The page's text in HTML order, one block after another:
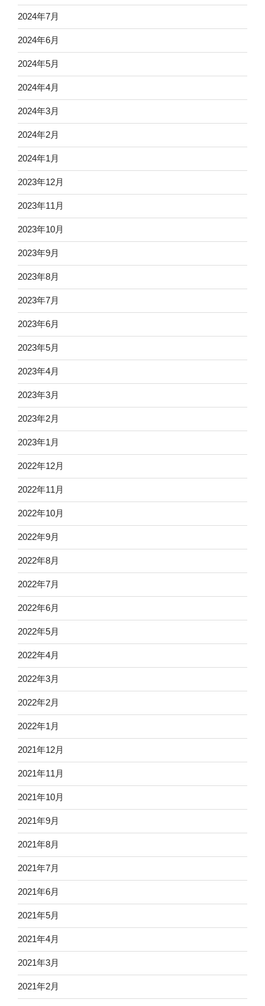
2024年7月
2024年6月
2024年5月
2024年4月
2024年3月
2024年2月
2024年1月
2023年12月
2023年11月
2023年10月
2023年9月
2023年8月
2023年7月
2023年6月
2023年5月
2023年4月
2023年3月
2023年2月
2023年1月
2022年12月
2022年11月
2022年10月
2022年9月
2022年8月
2022年7月
2022年6月
2022年5月
2022年4月
2022年3月
2022年2月
2022年1月
2021年12月
2021年11月
2021年10月
2021年9月
2021年8月
2021年7月
2021年6月
2021年5月
2021年4月
2021年3月
2021年2月